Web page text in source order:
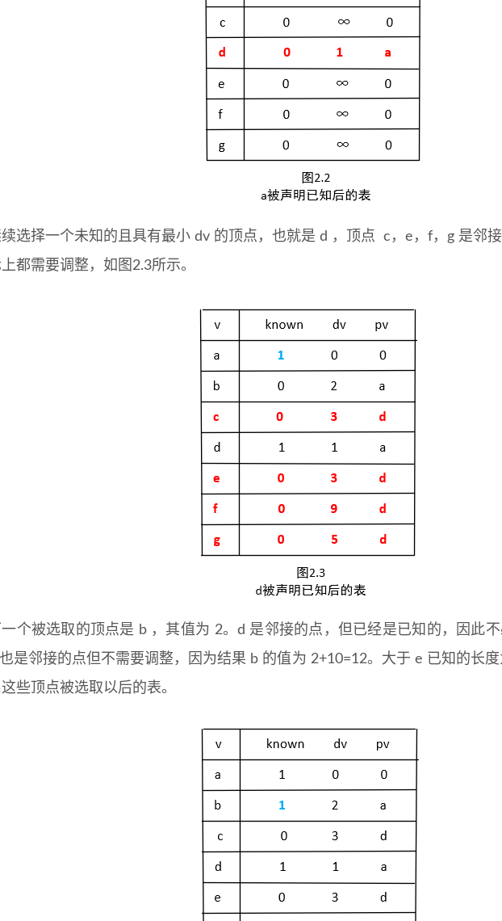
选择一个未知的且具有最小 dv 的顶点，也就是 d ，顶点 c，e，f，g 是邻
都需要调整，如图2.3所示。
个被选取的顶点是 b ，其值为 2。d 是邻接的点，但已经是已知的，因此不
是邻接的点但不需要调整，因为结果 b 的值为 2+10=12。大于 e 已知的长
些顶点被选取以后的表。